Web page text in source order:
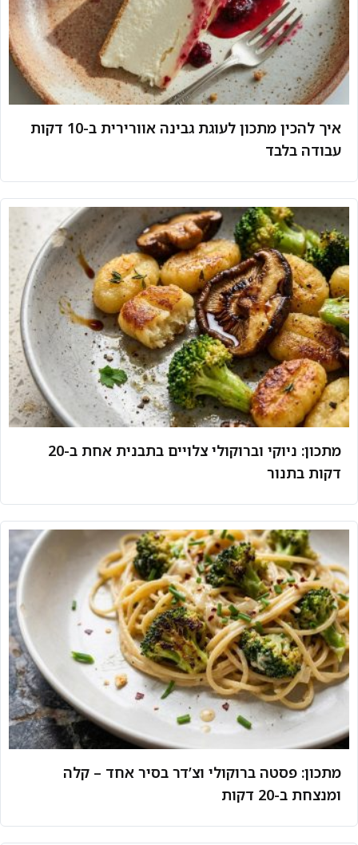
איך להכין מתכון לעוגת גבינה אוורירית ב-10 דקות
עבודה בלבד
מתכון: ניוקי וברוקולי צלויים בתבנית אחת ב-20
דקות בתנור
מתכון: פסטה ברוקולי וצ’דר בסיר אחד – קלה
ומנצחת ב-20 דקות